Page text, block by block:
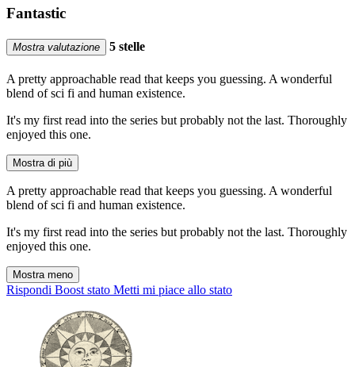
Fantastic
Mostra valutazione 5 stelle
A pretty approachable read that keeps you guessing. A wonderful
blend of sci fi and human existence.
It's my first read into the series but probably not the last. Thoroughly
enjoyed this one.
Mostra di più
A pretty approachable read that keeps you guessing. A wonderful
blend of sci fi and human existence.
It's my first read into the series but probably not the last. Thoroughly
enjoyed this one.
Mostra meno
Rispondi Boost stato Metti mi piace allo stato